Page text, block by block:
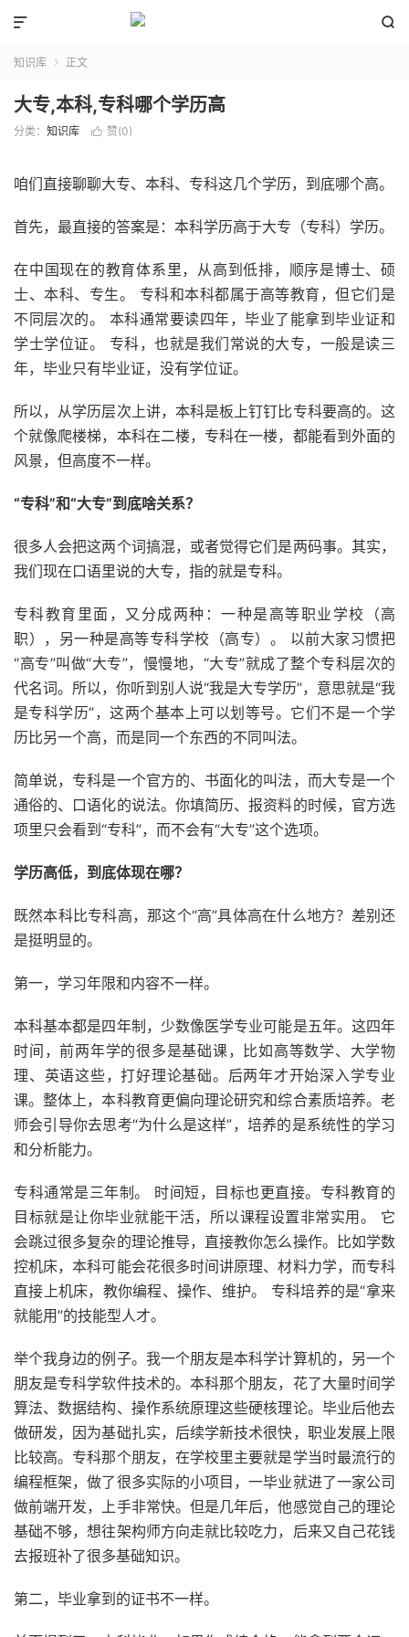


知识库  正文
大专,本科,专科哪个学历高
分类： 知识库  赞(0)
咱们直接聊聊大专、本科、专科这几个学历，到底哪个高。
首先，最直接的答案是：本科学历高于大专（专科）学历。
在中国现在的教育体系里，从高到低排，顺序是博士、硕
士、本科、专生。 专科和本科都属于高等教育，但它们是
不同层次的。 本科通常要读四年，毕业了能拿到毕业证和
学士学位证。 专科，也就是我们常说的大专，一般是读三
年，毕业只有毕业证，没有学位证。
所以，从学历层次上讲，本科是板上钉钉比专科要高的。这
个就像爬楼梯，本科在二楼，专科在一楼，都能看到外面的
风景，但高度不一样。
“专科”和“大专”到底啥关系？
很多人会把这两个词搞混，或者觉得它们是两码事。其实，
我们现在口语里说的大专，指的就是专科。
专科教育里面，又分成两种：一种是高等职业学校（高
职），另一种是高等专科学校（高专）。 以前大家习惯把
“高专”叫做“大专”，慢慢地，“大专”就成了整个专科层次的
代名词。所以，你听到别人说“我是大专学历”，意思就是“我
是专科学历”，这两个基本上可以划等号。它们不是一个学
历比另一个高，而是同一个东西的不同叫法。
简单说，专科是一个官方的、书面化的叫法，而大专是一个
通俗的、口语化的说法。你填简历、报资料的时候，官方选
项里只会看到“专科”，而不会有“大专”这个选项。
学历高低，到底体现在哪？
既然本科比专科高，那这个“高”具体高在什么地方？差别还
是挺明显的。
第一，学习年限和内容不一样。
本科基本都是四年制，少数像医学专业可能是五年。这四年
时间，前两年学的很多是基础课，比如高等数学、大学物
理、英语这些，打好理论基础。后两年才开始深入学专业
课。整体上，本科教育更偏向理论研究和综合素质培养。老
师会引导你去思考“为什么是这样”，培养的是系统性的学习
和分析能力。
专科通常是三年制。 时间短，目标也更直接。专科教育的
目标就是让你毕业就能干活，所以课程设置非常实用。 它
会跳过很多复杂的理论推导，直接教你怎么操作。比如学数
控机床，本科可能会花很多时间讲原理、材料力学，而专科
直接上机床，教你编程、操作、维护。 专科培养的是“拿来
就能用”的技能型人才。
举个我身边的例子。我一个朋友是本科学计算机的，另一个
朋友是专科学软件技术的。本科那个朋友，花了大量时间学
算法、数据结构、操作系统原理这些硬核理论。毕业后他去
做研发，因为基础扎实，后续学新技术很快，职业发展上限
比较高。专科那个朋友，在学校里主要就是学当时最流行的
编程框架，做了很多实际的小项目，一毕业就进了一家公司
做前端开发，上手非常快。但是几年后，他感觉自己的理论
基础不够，想往架构师方向走就比较吃力，后来又自己花钱
去报班补了很多基础知识。
第二，毕业拿到的证书不一样。